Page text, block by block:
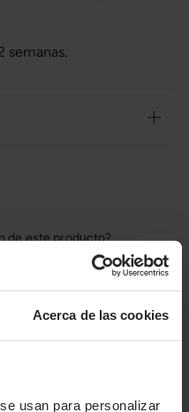
Acerca de las cookies
usan para personalizar
semanas.
de este producto?